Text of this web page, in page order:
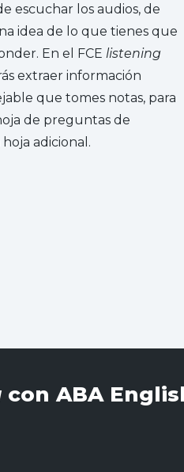
escuchar los audios, de
idea de lo que tienes que
En el FCElistening
extraer información
que tomes notas, para
de preguntas de
adicional.
con ABA